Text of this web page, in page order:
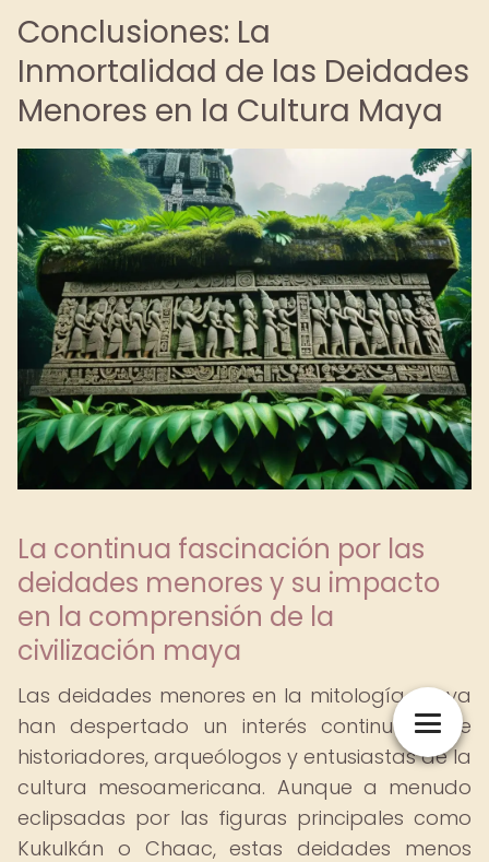
Conclusiones: La
Inmortalidad de las Deidades
Menores en la Cultura Maya
La continua fascinación por las
deidades menores y su impacto
en la comprensión de la
civilización maya
Las deidades menores en la mitología maya
han despertado un interés continuo entre
historiadores, arqueólogos y entusiastas de la
cultura mesoamericana. Aunque a menudo
eclipsadas por las figuras principales como
Kukulkán o Chaac, estas deidades menos